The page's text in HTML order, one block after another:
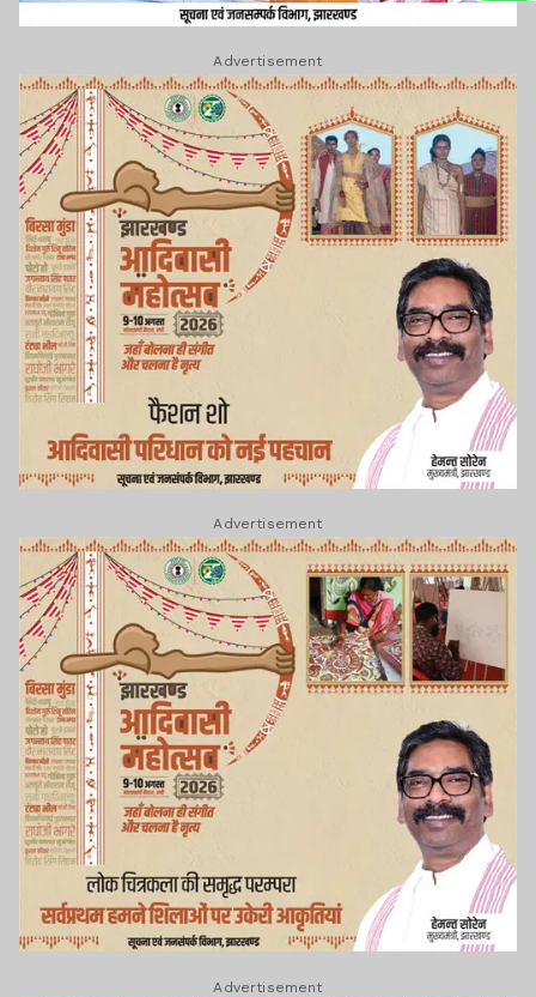
Advertisement
Advertisement
Advertisement